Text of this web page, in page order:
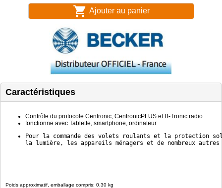
Ajouter au panier
Caractéristiques
Contrôle du protocole Centronic, CentronicPLUS et B-Tronic radio
fonctionne avec Tablette, smartphone, ordinateur
Pour la commande des volets roulants et la protection
la lumière, les appareils ménagers et de nombreux
Poids approximatif, emballage compris: 0.30 kg